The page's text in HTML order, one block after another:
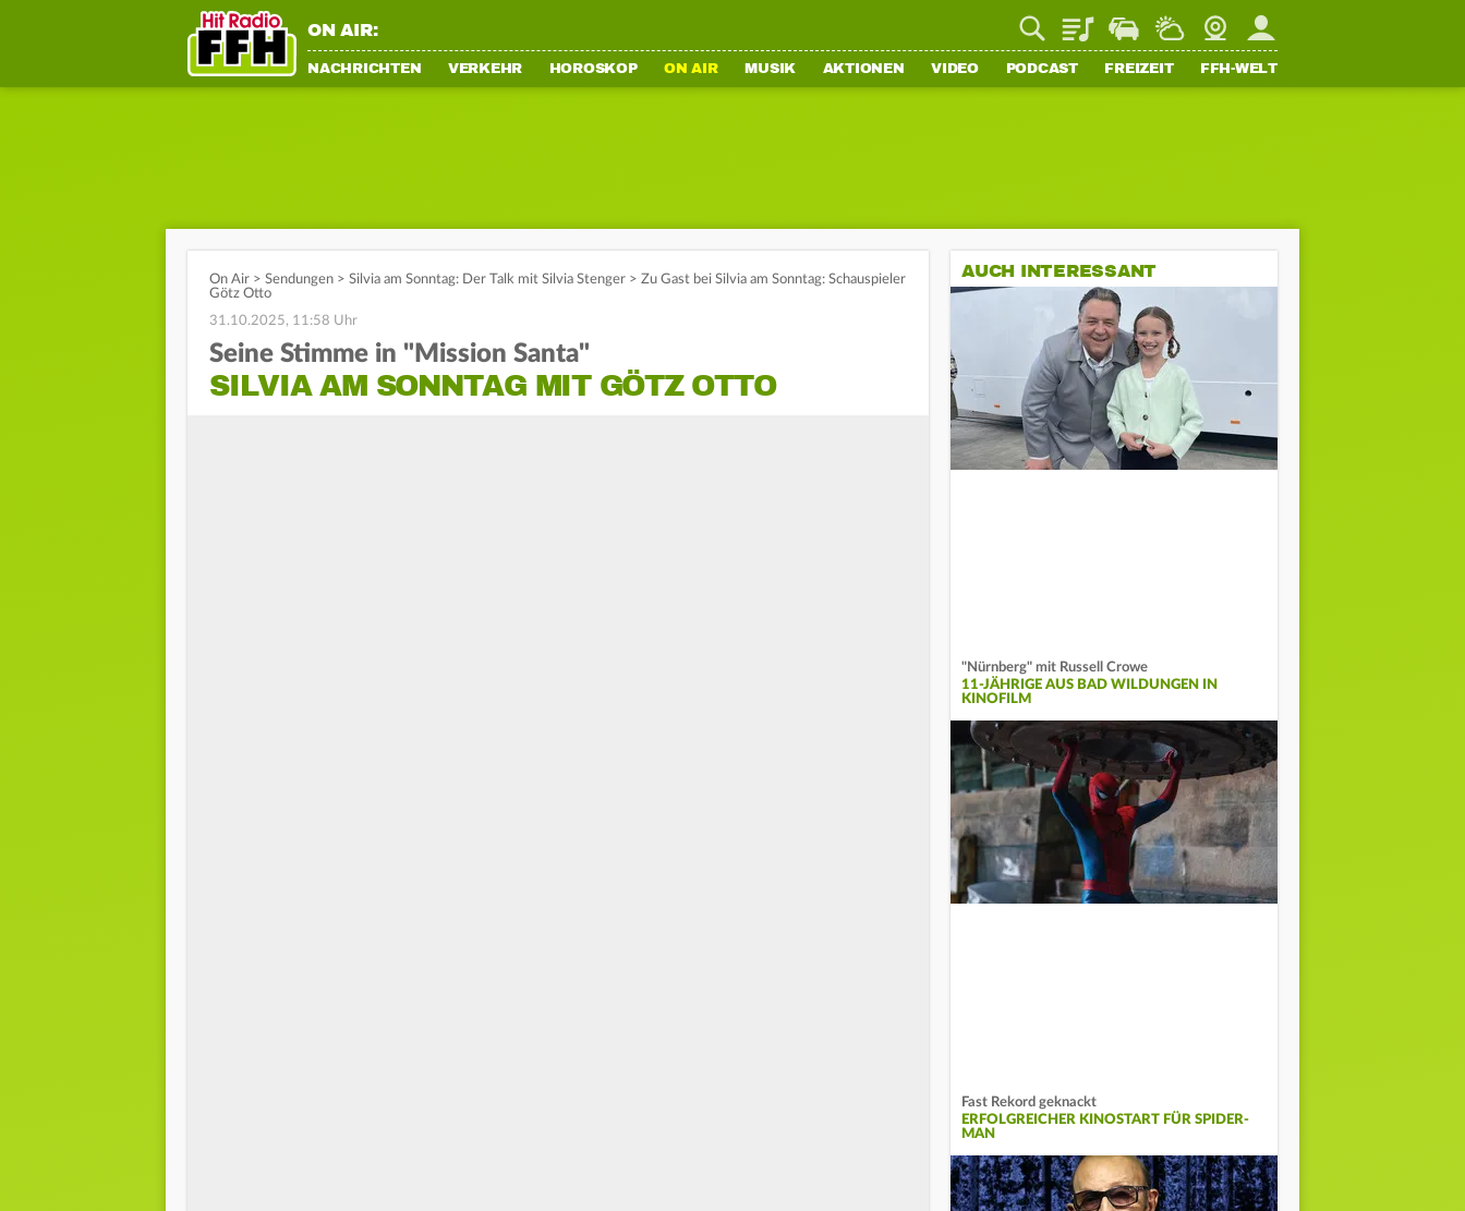
ON AIR: PlaylistStaupilotWetterWebcamMein FFH
NACHRICHTEN VERKEHR HOROSKOP ON AIR MUSIK AKTIONEN VIDEO PODCAST FREIZEIT FFH-WELT
On Air > Sendungen > Silvia am Sonntag: Der Talk mit Silvia Stenger > Zu Gast bei Silvia am Sonntag: Schauspieler
Götz Otto
31.10.2025, 11:58 Uhr
Seine Stimme in "Mission Santa"
SILVIA AM SONNTAG MIT GÖTZ OTTO
AUCH INTERESSANT
"Nürnberg" mit Russell Crowe
11-JÄHRIGE AUS BAD WILDUNGEN IN
KINOFILM
Fast Rekord geknackt
ERFOLGREICHER KINOSTART FÜR SPIDER-
MAN